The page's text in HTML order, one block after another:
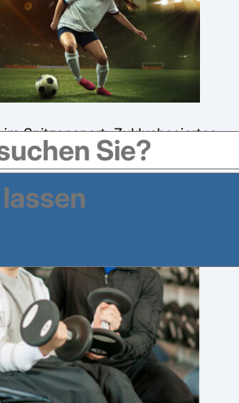
Spitzensport: Zyklusbasiertes